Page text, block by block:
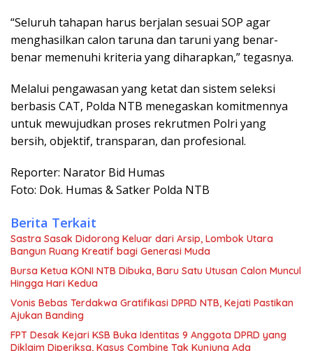
“Seluruh tahapan harus berjalan sesuai SOP agar
menghasilkan calon taruna dan taruni yang benar-
benar memenuhi kriteria yang diharapkan,” tegasnya.
Melalui pengawasan yang ketat dan sistem seleksi
berbasis CAT, Polda NTB menegaskan komitmennya
untuk mewujudkan proses rekrutmen Polri yang
bersih, objektif, transparan, dan profesional.
Reporter: Narator Bid Humas
Foto: Dok. Humas & Satker Polda NTB
Berita Terkait
Sastra Sasak Didorong Keluar dari Arsip, Lombok Utara
Bangun Ruang Kreatif bagi Generasi Muda
Bursa Ketua KONI NTB Dibuka, Baru Satu Utusan Calon Muncul
Hingga Hari Kedua
Vonis Bebas Terdakwa Gratifikasi DPRD NTB, Kejati Pastikan
Ajukan Banding
FPT Desak Kejari KSB Buka Identitas 9 Anggota DPRD yang
Diklaim Diperiksa, Kasus Combine Tak Kunjung Ada